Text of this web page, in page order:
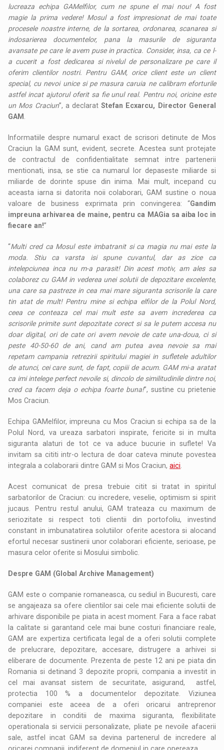
lucreaza echipa GAMelfilor, cum ne spune el mai nou! A fost
magie la prima vedere! Mosul a fost impresionat de mai toate
procesele noastre interne, de la sortarea, ordonarea, scanarea si
indosarierea documentelor, pana la masurile de siguranta
avansate pe care le avem puse in practica. Consider, insa, ca ce l-
a cucerit a fost dedicarea si nivelul de personalizare pe care il
oferim clientilor nostri. Pentru GAM, orice client este un client
special, cu nevoi unice si pe masura caruia ne calibram eforturile
astfel incat ajutorul oferit sa fie unul real. Pentru noi, oricine este
un Mos Craciun”, a declaratStefan Ecxarcu, Director General
GAM
Informatiile despre numarul exact de scrisori detinute de Mos
Craciun la GAM sunt, evident, secrete. Acestea sunt protejate
de contractul de confidentialitate semnat intre partenerii
mentionati, insa, se stie ca numarul lor depaseste miliarde si
miliarde de dorinte spuse din inima. Mai mult, incepand cu
aceasta iarna si datorita noii colaborari, GAM sustine o noua
valoare de business exprimata prin convingerea: “Gandim
impreuna arhivarea de maine, pentru ca MAGia sa aiba loc in
fiecare an!”
“Multi cred ca Mosul este imbatranit si ca magia nu mai este la
moda. Stiu ca varsta isi spune cuvantul, dar as zice ca
intelepciunea inca nu m-a parasit! Din acest motiv, am ales sa
colaborez cu GAM in vederea unei solutii de depozitare excelente,
una care sa pastreze in cea mai mare siguranta scrisorile la care
tin atat de mult! Pentru mine si echipa elfilor de la Polul Nord,
ceea ce conteaza cel mai mult este sa avem increderea ca
scrisorile primite sunt depozitate corect si sa le putem accesa nu
doar digital, ori de cate ori avem nevoie de cate una-doua, ci si
peste 40-50-60 de ani, cand am putea avea nevoie sa mai
repetam campania retrezirii spiritului magiei in sufletele adultilor
de atunci, cei care sunt, de fapt, copiii de acum. GAM mi-a aratat
ca imi intelege perfect nevoile si, dincolo de similitudinile dintre noi,
cred ca facem deja o echipa foarte buna!”, sustine cu prietenie
Mos Craciun.
Echipa GAMelfilor, impreuna cu Mos Craciun si echipa sa de la
Polul Nord, va ureaza sarbatori inspirate, fericite si in multa
siguranta alaturi de tot ce va aduce bucurie in suflete! Va
invitam sa cititi intr-o lectura de doar cateva minute povestea
integrala a colaborarii dintre GAM si Mos Craciun,aici
Acest comunicat de presa trebuie citit si tratat in spiritul
sarbatorilor de Craciun: cu incredere, veselie, optimism si spirit
jucaus. Pentru restul anului, GAM trateaza cu maximum de
seriozitate si respect toti clientii din portofoliu, investind
constant in imbunatatirea solutiilor oferite acestora si alocand
efortul necesar sustinerii unor colaborari eficiente, serioase, pe
masura celor oferite si Mosului simbolic.
Despre GAM (Global Archive Management)
GAM este o companie romaneasca, cu sediul in Bucuresti, care
se angajeaza sa ofere clientilor sai cele mai eficiente solutii de
arhivare disponibile pe piata in acest moment. Fara a face rabat
la calitate si garantand cele mai bune costuri financiare reale,
GAM are expertiza certificata legal de a oferi solutii complete
de prelucrare, depozitare, accesare, distrugere a arhivei si
eliberare de documente. Prezenta de peste 12 ani pe piata din
Romania si detinand 3 depozite proprii, compania a investit in
cel mai avansat sistem de securitate, asigurand, astfel,
protectia 100 % a documentelor depozitate. Viziunea
companiei este aceea de a oferi oricarui antreprenor
depozitare in conditii de maxima siguranta, flexibilitate
operationala si servicii personalizate, pliate pe nevoile afacerii
sale, astfel incat GAM sa devina partenerul de incredere al